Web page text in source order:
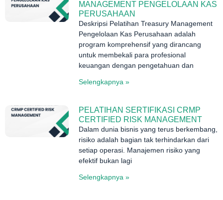
MANAGEMENT PENGELOLAAN KAS
PERUSAHAAN
Deskripsi Pelatihan Treasury Management
Pengelolaan Kas Perusahaan adalah
program komprehensif yang dirancang
untuk membekali para profesional
keuangan dengan pengetahuan dan
Selengkapnya »
PELATIHAN SERTIFIKASI CRMP
CERTIFIED RISK MANAGEMENT
Dalam dunia bisnis yang terus berkembang,
risiko adalah bagian tak terhindarkan dari
setiap operasi. Manajemen risiko yang
efektif bukan lagi
Selengkapnya »